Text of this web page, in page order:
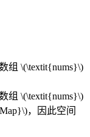
组 \(\textit{nums}\)
组 \(\textit{nums}\)
，因此空间